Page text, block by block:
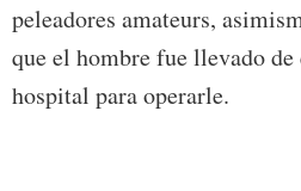
peleadores amateurs,
que el hombre fue llevado de
hospital para operarle.